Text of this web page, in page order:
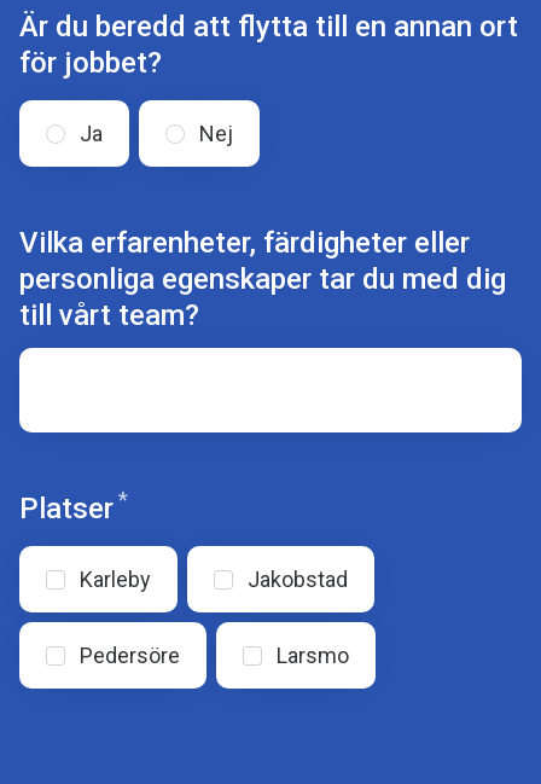
Är du beredd att flytta till en annan ort
för jobbet?
Ja Nej
Vilka erfarenheter, färdigheter eller
personliga egenskaper tar du med dig
till vårt team?
Platser*Obligatoriskt
Karleby Jakobstad
Pedersöre Larsmo